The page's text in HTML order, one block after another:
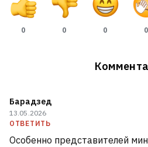
0 0 0 0
Барадзед
13.05.2026
ОТВЕТИТЬ
Особенно представителей
«Байсол»
боте, который выдает
эвакуации